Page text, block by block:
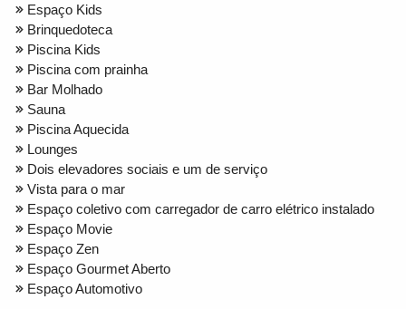
Espaço Kids
Brinquedoteca
Piscina Kids
Piscina com prainha
Bar Molhado
Sauna
Piscina Aquecida
Lounges
Dois elevadores sociais e um de serviço
Vista para o mar
Espaço coletivo com carregador de carro elétrico instalado
Espaço Movie
Espaço Zen
Espaço Gourmet Aberto
Espaço Automotivo